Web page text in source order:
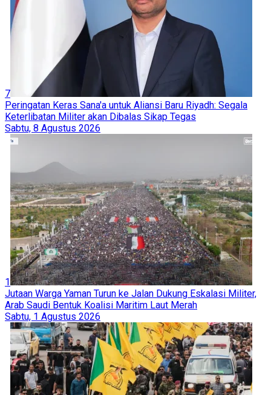
7
Peringatan Keras Sana'a untuk Aliansi Baru Riyadh: Segala
Keterlibatan Militer akan Dibalas Sikap Tegas
Sabtu, 8 Agustus 2026
1
Jutaan Warga Yaman Turun ke Jalan Dukung Eskalasi Militer,
Arab Saudi Bentuk Koalisi Maritim Laut Merah
Sabtu, 1 Agustus 2026